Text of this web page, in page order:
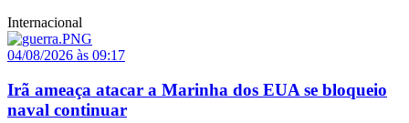
Internacional
04/08/2026 às 09:17
Irã ameaça atacar a Marinha dos EUA se bloqueio
naval continuar